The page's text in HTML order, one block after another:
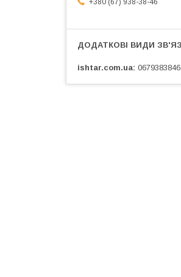
+380 (67) 938-38-46
ishtar.com.ua 0679383846